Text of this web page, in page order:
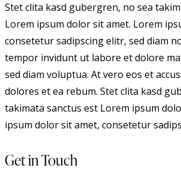
Stet clita kasd gubergren, no sea
Lorem ipsum dolor sit amet. Lorem
consetetur sadipscing elitr, sed diam
tempor invidunt ut labore et dolore
sed diam voluptua. At vero eos et
dolores et ea rebum. Stet clita kasd
takimata sanctus est Lorem ipsum
ipsum dolor sit amet, consetetur
Get in Touch